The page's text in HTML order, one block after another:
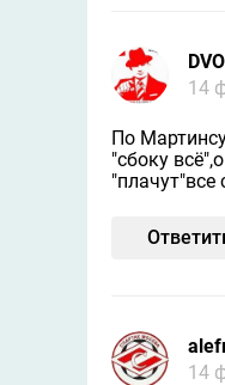
14
По
"сбоку
14